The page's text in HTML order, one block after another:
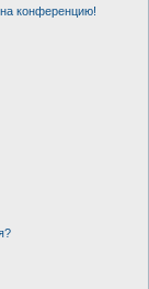
конференцию!